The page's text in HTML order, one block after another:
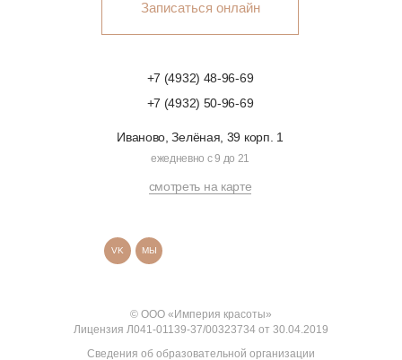
Записаться онлайн
+7 (4932) 48-96-69
+7 (4932) 50-96-69
Иваново, Зелёная, 39 корп. 1
ежедневно с 9 до 21
смотреть на карте
© ООО «Империя красоты»
Лицензия Л041-01139-37/00323734 от 30.04.2019
Сведения об образовательной организации
VK МЫ